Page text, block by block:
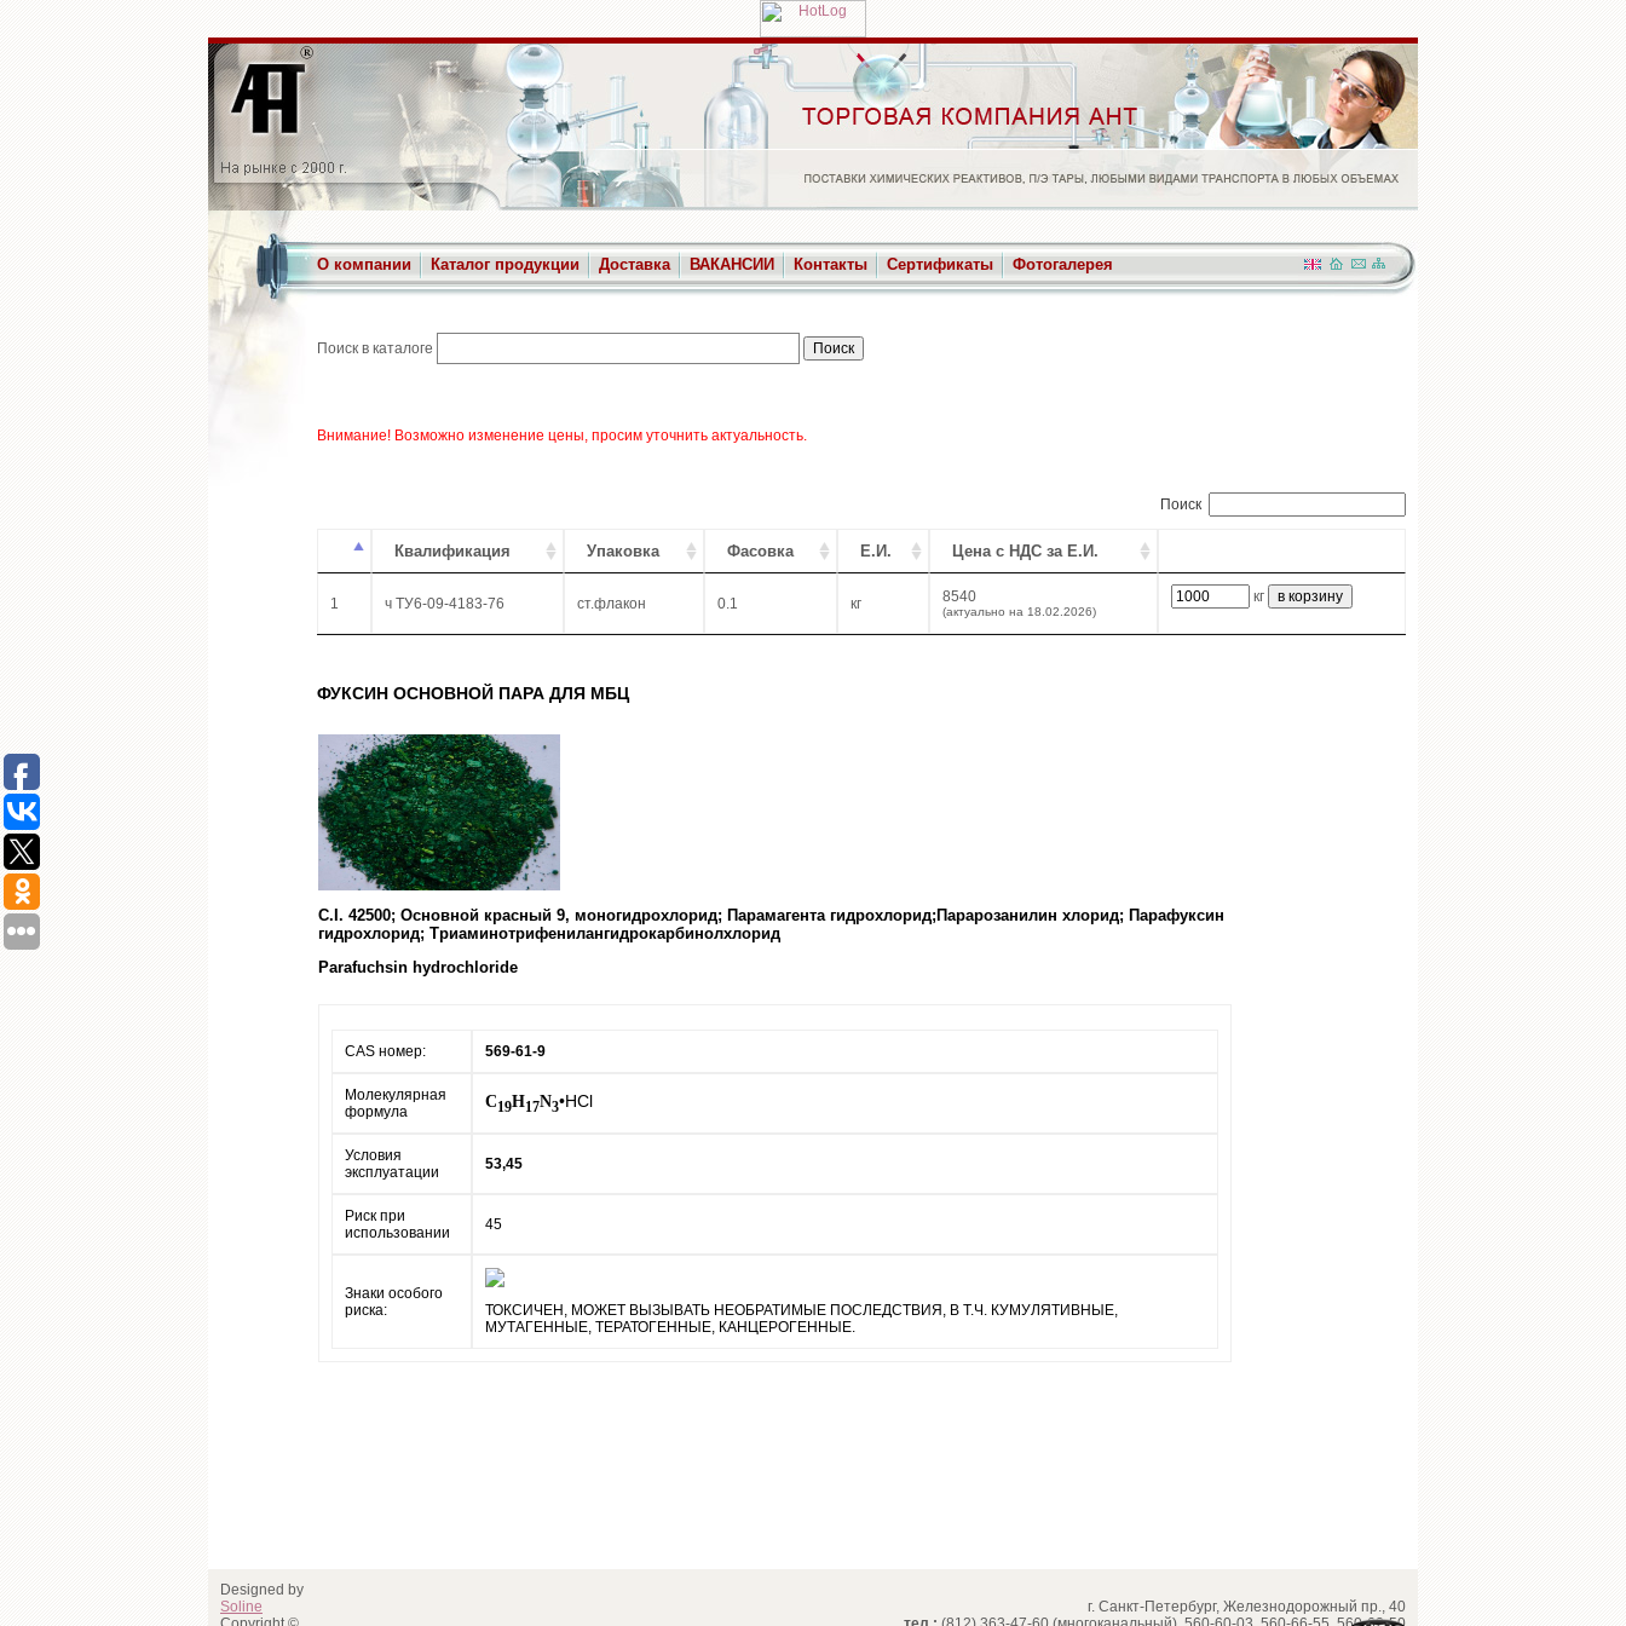
О компании Каталог продукции Доставка ВАКАНСИИ Контакты Сертификаты Фотогалерея
Поиск в каталоге
Внимание! Возможно изменение цены, просим уточнить актуальность.
Поиск
Квалификация Упаковка Фасовка Е.И. Цена с НДС за Е.И.
1 ч ТУ6-09-4183-76 ст.флакон 0.1 кг 8540
(актуально на 18.02.2026)
кг
ФУКСИН ОСНОВНОЙ ПАРА ДЛЯ МБЦ
C.I. 42500; Основной красный 9, моногидрохлорид; Парамагента гидрохлорид;Парарозанилин хлорид; Парафуксин
гидрохлорид; Триаминотрифенилангидрокарбинолхлорид
Parafuchsin hydrochloride
CAS номер: 569-61-9
Молекулярная
формула
C19H17N3•HCl
Условия
эксплуатации
53,45
Риск при
использовании
45
Знаки особого
риска:
ТОКСИЧЕН, МОЖЕТ ВЫЗЫВАТЬ НЕОБРАТИМЫЕ ПОСЛЕДСТВИЯ, В Т.Ч. КУМУЛЯТИВНЫЕ,
МУТАГЕННЫЕ, ТЕРАТОГЕННЫЕ, КАНЦЕРОГЕННЫЕ.
Designed by
Soline
г. Санкт-Петербург, Железнодорожный пр., 40